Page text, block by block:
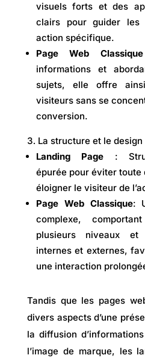
visuels forts et des
clairs pour guider les
action spécifique.
Page Web Classique
informations et
sujets, elle offre
visiteurs sans se
conversion.
La structure et le design
Landing Page
:
épurée pour éviter
éloigner le visiteur de
Page Web Classique:
complexe,
plusieurs niveaux
internes et externes,
une interaction
Tandis que les pages
divers aspects d’une
la diffusion
l’image de marque, les